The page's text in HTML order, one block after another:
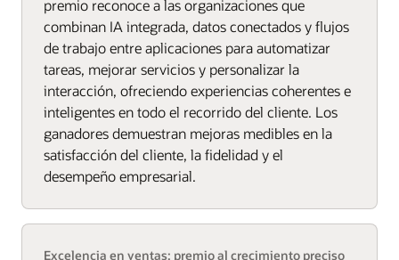
premio reconoce a las organizaciones que
combinan IA integrada, datos conectados y flujos
de trabajo entre aplicaciones para automatizar
tareas, mejorar servicios y personalizar la
interacción, ofreciendo experiencias coherentes e
inteligentes en todo el recorrido del cliente. Los
ganadores demuestran mejoras medibles en la
satisfacción del cliente, la fidelidad y el
desempeño empresarial.
Excelencia en ventas: premio al crecimiento preciso